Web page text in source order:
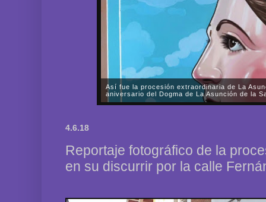
Así fue la procesión extraordinaria de La
aniversario del Dogma de La Asunción de la
4.6.18
Reportaje fotográfico de la
en su discurrir por la calle